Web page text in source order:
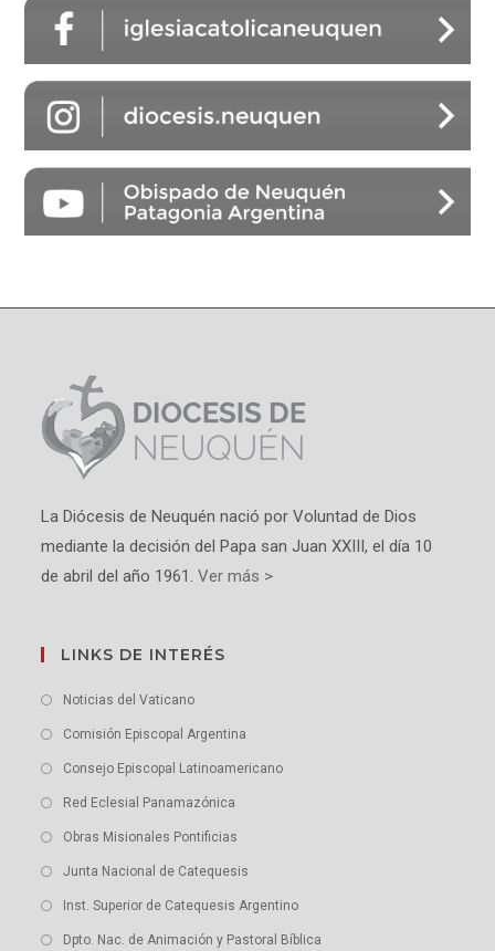
La Diócesis de Neuquén nació por Voluntad de Dios
mediante la decisión del Papa san Juan XXIII, el día 10
de abril del año 1961. Ver más >
LINKS DE INTERÉS
Noticias del Vaticano
Comisión Episcopal Argentina
Consejo Episcopal Latinoamericano
Red Eclesial Panamazónica
Obras Misionales Pontificias
Junta Nacional de Catequesis
Inst. Superior de Catequesis Argentino
Dpto. Nac. de Animación y Pastoral Bíblica